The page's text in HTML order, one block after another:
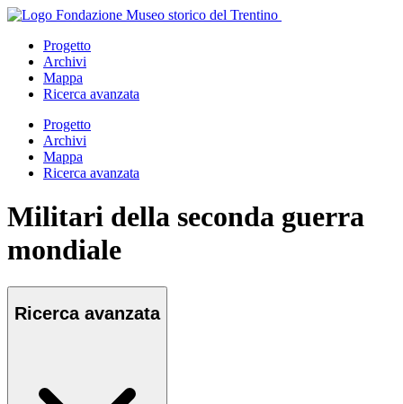
Salta
contenuto
principale
Progetto
Archivi
Mappa
Ricerca avanzata
Apri
menu
Progetto
Archivi
Mappa
Ricerca avanzata
Militari della seconda guerra
mondiale
Ricerca avanzata